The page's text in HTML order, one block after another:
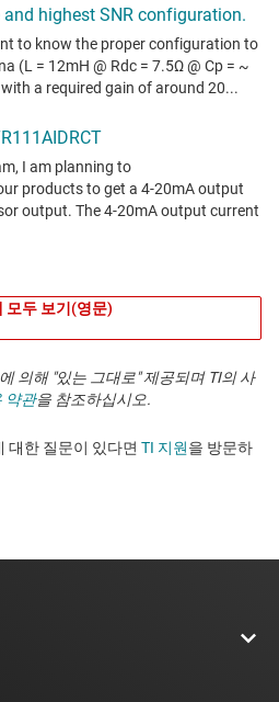
모두 보기(영문)
의해 "있는 그대로" 제공되며 TI의 사
약관을 참조하십시오.
대한 질문이 있다면 TI 지원을 방문하